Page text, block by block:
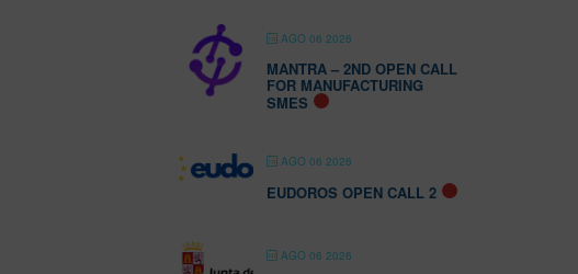
AGO 06 2026
MANTRA – 2ND OPEN CALL
FOR MANUFACTURING
SMES
AGO 06 2026
EUDOROS OPEN CALL 2
AGO 06 2026